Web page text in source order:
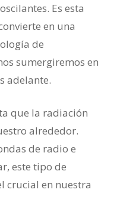
Es esta
en una
de
sumergiremos en
adelante.
que la radiación
alrededor.
de radio e
este tipo de
crucial en nuestra